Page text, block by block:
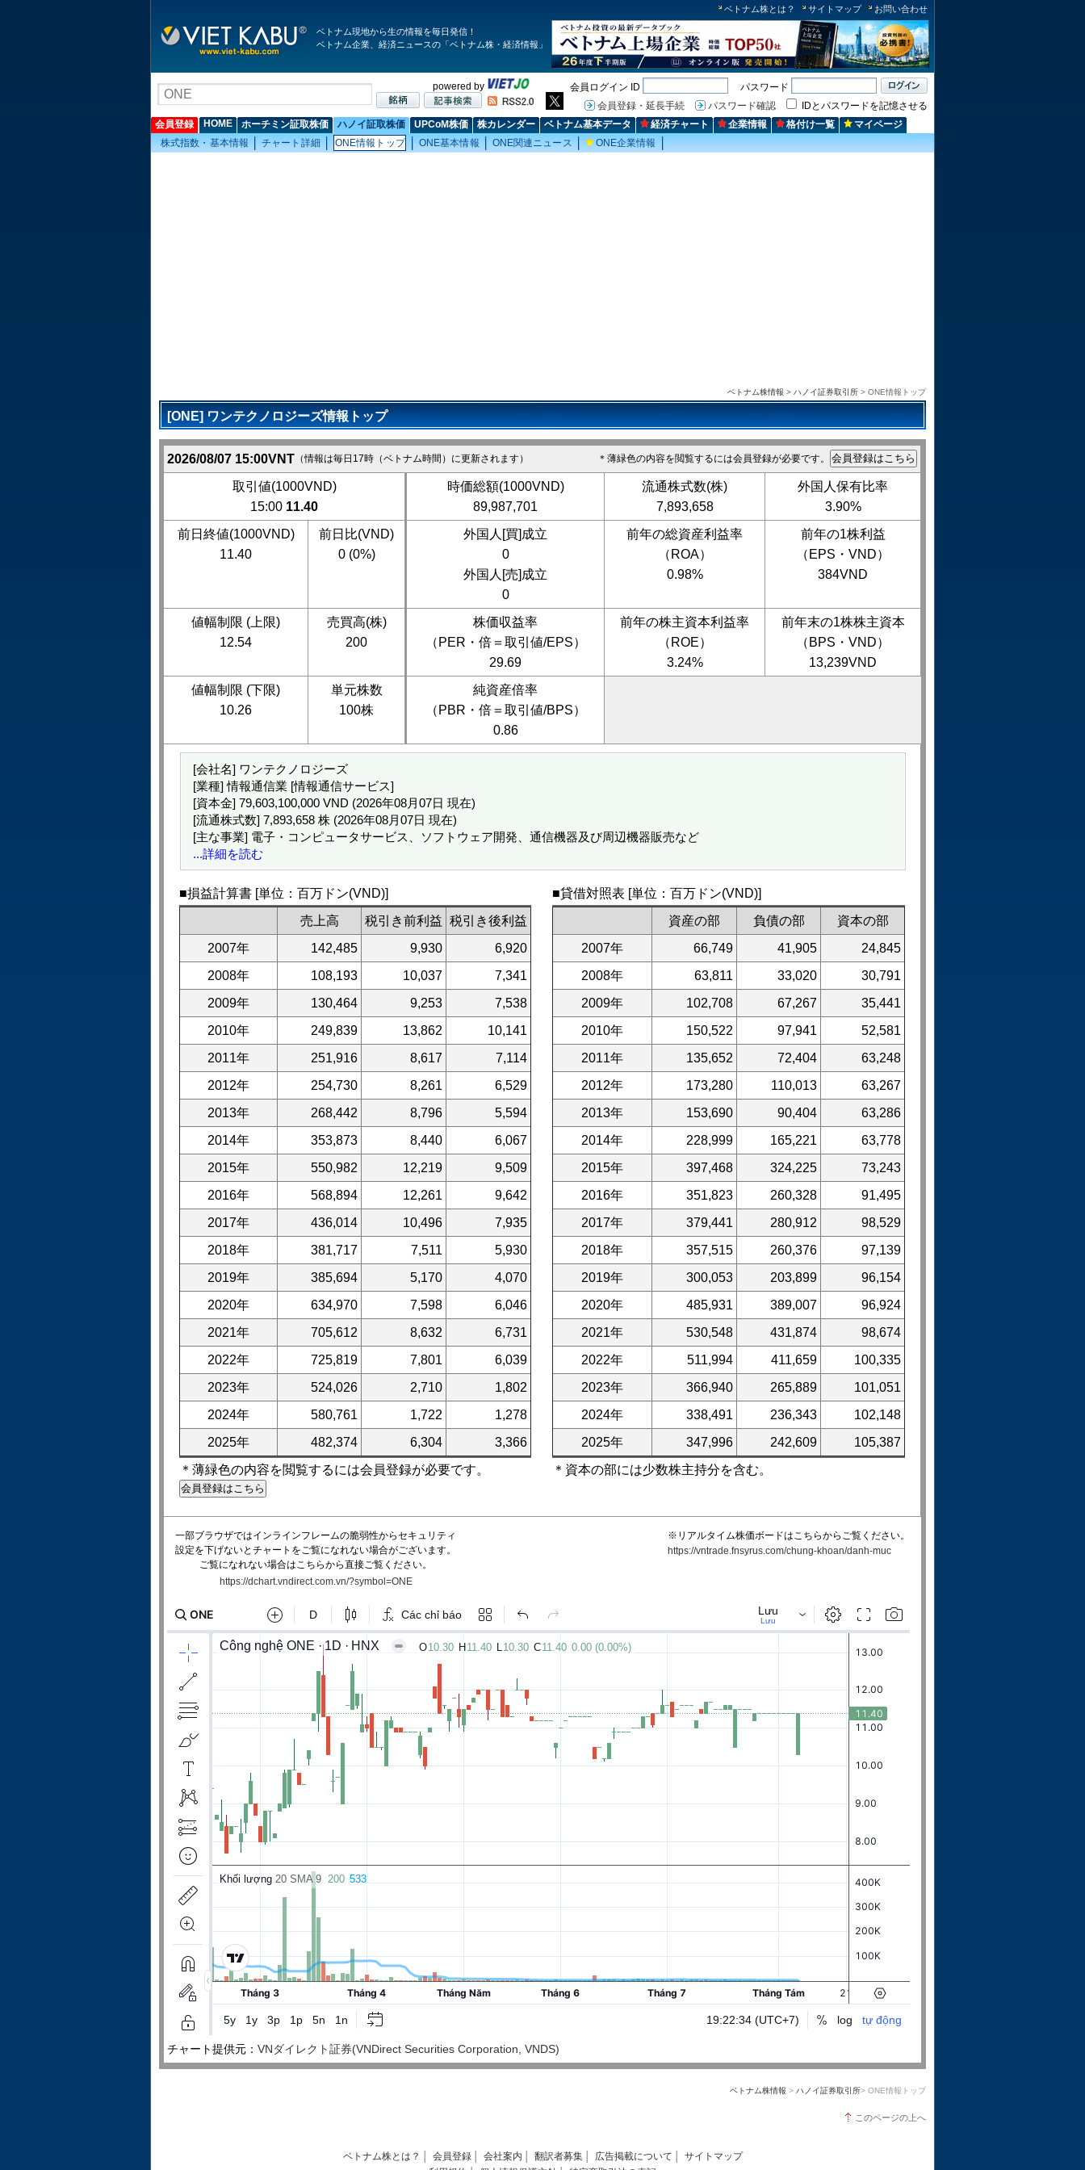
ベトナム株とは？ サイトマップ お問い合わせ
ベトナム現地から生の情報を毎日発信！
ベトナム企業、経済ニュースの「ベトナム株・経済情報」
powered by 会員ログイン ID
パスワード
会員登録・延長手続
パスワード確認
IDとパスワードを記憶させる
会員登録
HOME ホーチミン証取株価 ハノイ証取株価 UPCoM株価 株カレンダー ベトナム基本データ 経済チャート 企業情報 格付け一覧
マイページ
株式指数・基本情報
チャート詳細 ONE情報トップ ONE基本情報 ONE関連ニュース ONE企業情報
ベトナム株情報 > ハノイ証券取引所 > ONE情報トップ
[ONE] ワンテクノロジーズ情報トップ
＊薄緑色の内容を閲覧するには会員登録が必要です。
2026/08/07 15:00VNT （情報は毎日17時（ベトナム時間）に更新されます）
取引値(1000VND)
15:00 11.40
時価総額(1000VND)
89,987,701
流通株式数(株)
7,893,658
外国人保有比率
3.90%
前日終値(1000VND)
11.40
前日比(VND)
0 (0%)
外国人[買]成立
0
外国人[売]成立
0
前年の総資産利益率
（ROA）
0.98%
前年の1株利益
（EPS・VND）
384VND
値幅制限 (上限)
12.54
売買高(株)
200
株価収益率
（PER・倍＝取引値/EPS）
29.69
前年の株主資本利益率
（ROE）
3.24%
前年末の1株株主資本
（BPS・VND）
13,239VND
値幅制限 (下限)
10.26
単元株数
100株
純資産倍率
（PBR・倍＝取引値/BPS）
0.86
[会社名] ワンテクノロジーズ
[業種] 情報通信業 [情報通信サービス]
[資本金] 79,603,100,000 VND (2026年08月07日 現在)
[流通株式数] 7,893,658 株 (2026年08月07日 現在)
[主な事業] 電子・コンピュータサービス、ソフトウェア開発、通信機器及び周辺機器販売など
...詳細を読む
■損益計算書 [単位：百万ドン(VND)]
売上高
税引き前利益 税引き後利益
2007年
142,485 9,930
6,920
2008年
108,193 10,037
7,341
2009年
130,464 9,253
7,538
2010年
249,839 13,862
10,141
2011年
251,916 8,617
7,114
2012年
254,730 8,261
6,529
2013年
268,442 8,796
5,594
2014年
353,873 8,440
6,067
2015年
550,982 12,219
9,509
2016年
568,894 12,261
9,642
2017年
436,014 10,496
7,935
2018年
381,717 7,511
5,930
2019年
385,694 5,170
4,070
2020年
634,970 7,598
6,046
2021年
705,612 8,632
6,731
2022年
725,819 7,801
6,039
2023年
524,026 2,710
1,802
2024年
580,761 1,722
1,278
2025年
482,374 6,304
3,366
＊薄緑色の内容を閲覧するには会員登録が必要です。
■貸借対照表 [単位：百万ドン(VND)]
資産の部
負債の部
資本の部
2007年
66,749 41,905
24,845
2008年
63,811 33,020
30,791
2009年
102,708 67,267
35,441
2010年
150,522 97,941
52,581
2011年
135,652 72,404
63,248
2012年
173,280 110,013
63,267
2013年
153,690 90,404
63,286
2014年
228,999 165,221
63,778
2015年
397,468 324,225
73,243
2016年
351,823 260,328
91,495
2017年
379,441 280,912
98,529
2018年
357,515 260,376
97,139
2019年
300,053 203,899
96,154
2020年
485,931 389,007
96,924
2021年
530,548 431,874
98,674
2022年
511,994 411,659
100,335
2023年
366,940 265,889
101,051
2024年
338,491 236,343
102,148
2025年
347,996 242,609
105,387
＊資本の部には少数株主持分を含む。
※リアルタイム株価ボードはこちらからご覧ください。
https://vntrade.fnsyrus.com/chung-khoan/danh-muc
一部ブラウザではインラインフレームの脆弱性からセキュリティ
設定を下げないとチャートをご覧になれない場合がございます。
ご覧になれない場合はこちらから直接ご覧ください。
https://dchart.vndirect.com.vn/?symbol=ONE
チャート提供元： VNダイレクト証券(VNDirect Securities Corporation, VNDS)
ベトナム株情報 > ハノイ証券取引所> ONE情報トップ
このページの上へ
ベトナム株とは？ 会員登録 会社案内 翻訳者募集 広告掲載について
サイトマップ